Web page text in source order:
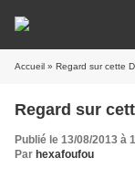
Accueil » Regard sur cette
Regard sur
Publié le 13/08/2013 à
Par hexafoufou